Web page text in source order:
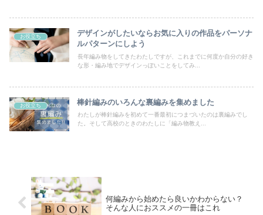
お役立ち
デザインがしたいならお気に入りの作品をパーソナ
ルパターンにしよう
長年編み物をしてきたわたしですが、これまでに何度か自分の好き
な形・編み地でデザインっぽいことをしてみ...
お役立ち 棒針編みのいろんな裏編みを集めました
わたしが棒針編みを初めて一番最初につまづいたのは裏編みでし
た。そして高校のときのわたしに「編み物教え...
何編みから始めたら良いかわからない？
そんな人におススメの一冊はこれ